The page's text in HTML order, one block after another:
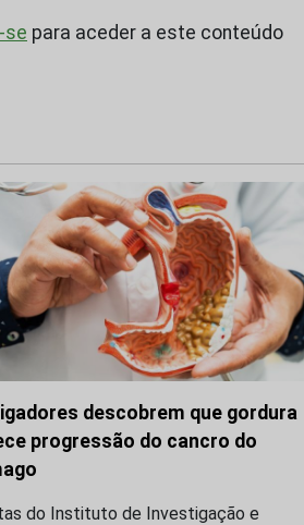
se para aceder a este conteúdo
descobrem que gordura
progressão do cancro do
do Instituto de Investigação e